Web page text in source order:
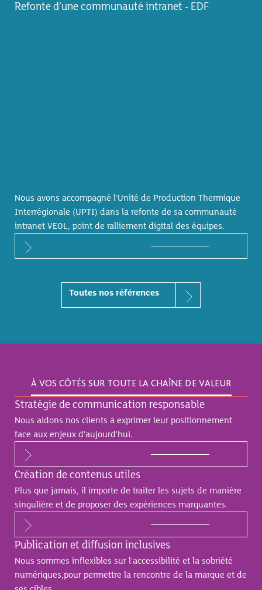
Refonte d’une communauté intranet - EDF
Nous avons accompagné l’Unité de Production Thermique
Interrégionale (UPTI) dans la refonte de sa communauté
intranet VEOL, point de ralliement digital des équipes.
Toutes nos références
À VOS CÔTÉS SUR TOUTE LA CHAÎNE DE VALEUR
Stratégie de communication responsable
Nous aidons nos clients à exprimer leur positionnement
face aux enjeux d'aujourd'hui.
Création de contenus utiles
Plus que jamais, il importe de traiter les sujets de manière
singulière et de proposer des expériences marquantes.
Publication et diffusion inclusives
Nous sommes inflexibles sur l'accessibilité et la sobriété
numériques,pour permettre la rencontre de la marque et de